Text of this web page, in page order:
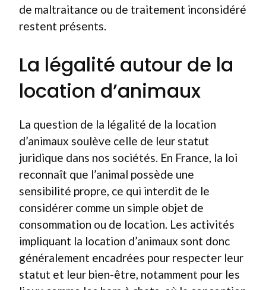
de maltraitance ou de traitement inconsidéré
restent présents.
La légalité autour de la
location d’animaux
La question de la légalité de la location
d’animaux soulève celle de leur statut
juridique dans nos sociétés. En France, la loi
reconnaît que l’animal possède une
sensibilité propre, ce qui interdit de le
considérer comme un simple objet de
consommation ou de location. Les activités
impliquant la location d’animaux sont donc
généralement encadrées pour respecter leur
statut et leur bien-être, notamment pour les